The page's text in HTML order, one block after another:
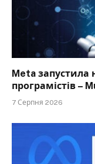
Meta запустила
програмістів –
7 Серпня 2026